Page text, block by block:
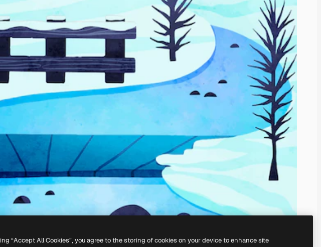
“Accept All Cookies”, you agree to the storing of cookies on your device to enhance site